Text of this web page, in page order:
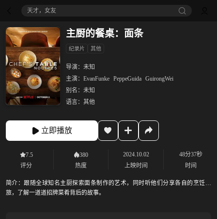
天才，女友
主厨的餐桌：面条
纪录片 其他
导演： 未知
主演： EvanFunke PeppeGuida GuirongWei
别名： 未知
语言： 其他
立即播放
7.5
评分
380
热度
2024.10.02
上映时间
48分37秒
时间
简介：跟随全球知名主厨探索面条制作的艺术，同时听他们分享各自的烹饪之
旅，了解一道道招牌菜肴背后的故事。